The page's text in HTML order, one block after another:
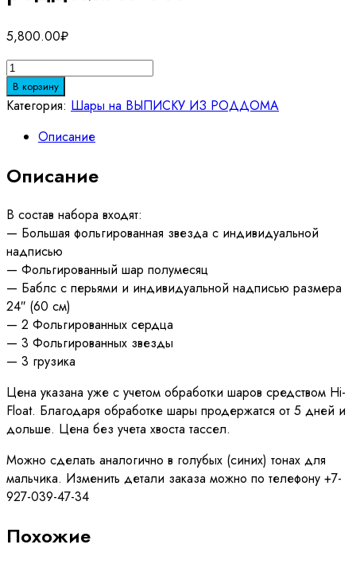
5,800.00₽
Количество
товара
Набор
из
№515
В корзину
Категория: Шары на ВЫПИСКУ ИЗ РОДДОМА
Описание
Описание
В состав набора входят:
— Большая фольгированная звезда с индивидуальной
надписью
— Фольгированный шар полумесяц
— Баблс с перьями и индивидуальной надписью размера
24″ (60 см)
— 2 Фольгированных сердца
— 3 Фольгированных звезды
— 3 грузика
Цена указана уже с учетом обработки шаров средством Hi-
Float. Благодаря обработке шары продержатся от 5 дней и
дольше. Цена без учета хвоста тассел.
Можно сделать аналогично в голубых (синих) тонах для
мальчика. Изменить детали заказа можно по телефону +7-
927-039-47-34
Похожие